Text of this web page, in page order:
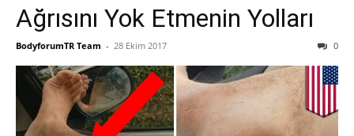
Ağrısını Yok Etmenin Yolları
BodyforumTR Team - 28 Ekim 2017 0